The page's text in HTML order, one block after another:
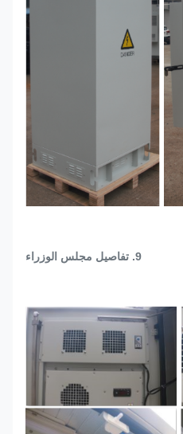
9. تفاصيل مجلس الوزراء